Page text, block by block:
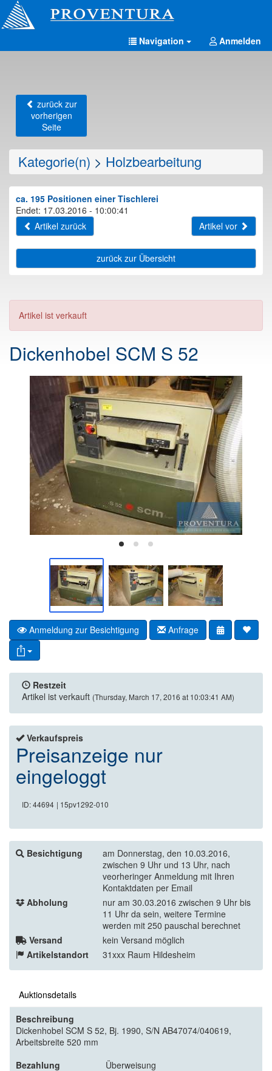
Navigation Anmelden
zurück zur
vorherigen
Seite
Kategorie(n) > Holzbearbeitung
ca. 195 Positionen einer Tischlerei
Endet: 17.03.2016 - 10:00:41
Artikel zurück
Artikel vor
zurück zur Übersicht
Artikel ist verkauft
Dickenhobel SCM S 52
Anmeldung zur Besichtigung Anfrage
Restzeit
Artikel ist verkauft (Thursday, March 17, 2016 at 10:03:41 AM)
Verkaufspreis
Preisanzeige nur
eingeloggt
ID: 44694 | 15pv1292-010
Besichtigung
am Donnerstag, den 10.03.2016,
zwischen 9 Uhr und 13 Uhr, nach
veorheringer Anmeldung mit Ihren
Kontaktdaten per Email
Abholung
nur am 30.03.2016 zwischen 9 Uhr bis
11 Uhr da sein, weitere Termine
werden mit 250 pauschal berechnet
Versand
kein Versand möglich
Artikelstandort
31xxx Raum Hildesheim
Auktionsdetails
Beschreibung
Dickenhobel SCM S 52, Bj. 1990, S/N AB47074/040619,
Arbeitsbreite 520 mm
Bezahlung
Überweisung